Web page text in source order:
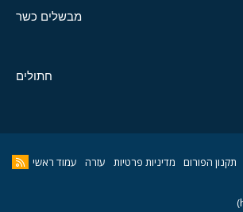
מבשלים כשר
חתולים
תקנון הפורום מדיניות פרטיות עזרה עמוד ראשי